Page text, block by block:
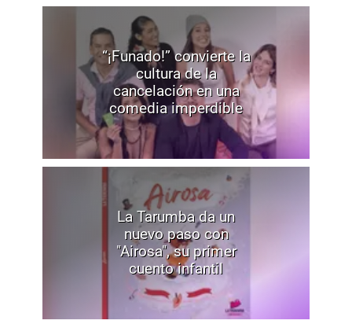
“¡Funado!” convierte la
cultura de la
cancelación en una
comedia imperdible
La Tarumba da un
nuevo paso con
"Airosa", su primer
cuento infantil